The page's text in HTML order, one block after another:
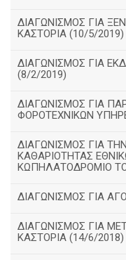
ΔΙΑΓΩΝΙΣΜΟΣ ΓΙΑ
ΚΑΣΤΟΡΙΑ (10/5/2019)
ΔΙΑΓΩΝΙΣΜΟΣ ΓΙΑ
(8/2/2019)
ΔΙΑΓΩΝΙΣΜΟΣ ΓΙΑ
ΦΟΡΟΤΕΧΝΙΚΩΝ
ΔΙΑΓΩΝIΣΜΟΣ ΓΙΑ
ΚΑΘΑΡΙΟΤΗΤΑΣ
ΚΩΠΗΛΑΤΟΔΡΟΜΙΟ
ΔΙΑΓΩΝΙΣΜΟΣ ΓΙΑ
ΔΙΑΓΩΝΙΣΜΟΣ ΓΙΑ
ΚΑΣΤΟΡΙΑ (14/6/2018)